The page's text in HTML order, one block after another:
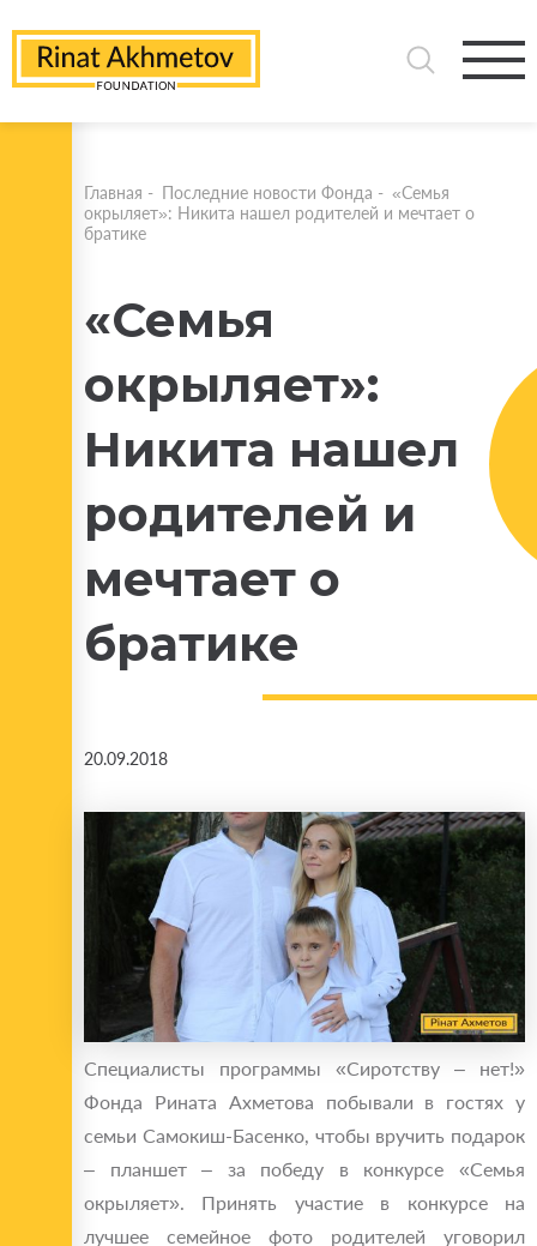
Главная - Последние новости Фонда - «Семья
окрыляет»: Никита нашел родителей и мечтает о
братике
«Семья
окрыляет»:
Никита нашел
родителей и
мечтает о
братике
20.09.2018
Специалисты программы «Сиротству – нет!»
Фонда Рината Ахметова побывали в гостях у
семьи Самокиш-Басенко, чтобы вручить подарок
– планшет – за победу в конкурсе «Семья
окрыляет». Принять участие в конкурсе на
лучшее семейное фото родителей уговорил